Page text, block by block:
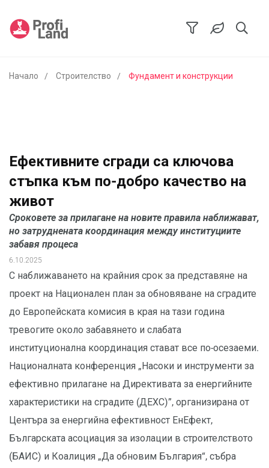
Начало Строителство Фундамент и конструкции
Ефективните сгради са ключова
стъпка към по-добро качество на
живот
Сроковете за прилагане на новите правила наближават,
но затруднената координация между институциите
забавя процеса
6.10.2025
С наближаването на крайния срок за представяне на
проект на Национален план за обновяване на сградите
до Европейската комисия в края на тази година
тревогите около забавянето и слабата
институционална координация стават все по-осезаеми.
Националната конференция „Насоки и инструменти за
ефективно прилагане на Директивата за енергийните
характеристики на сградите (ДЕХС)”, организирана от
Центъра за енергийна ефективност ЕнЕфект,
Българската асоциация за изолации в строителството
(БАИС) и Коалиция „Да обновим България“, събра